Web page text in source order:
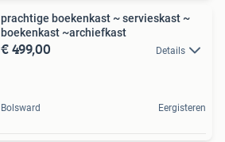
prachtige boekenkast ~ servieskast ~
boekenkast ~archiefkast
€ 499,00 Details
Bolsward Eergisteren